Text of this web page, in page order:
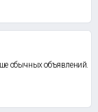
обычных объявлений.